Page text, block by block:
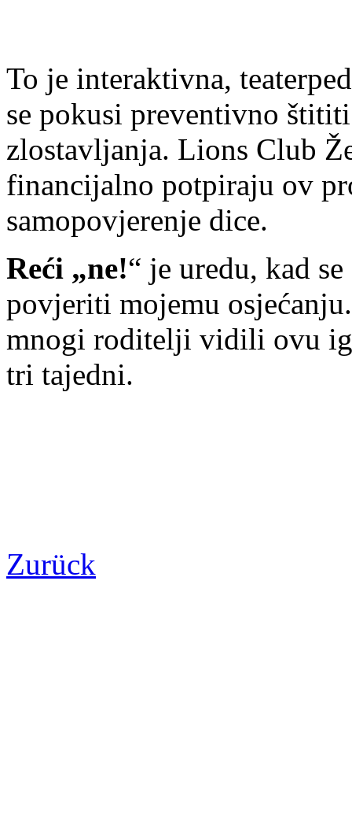
To je interaktivna,
se pokusi preventivno
zlostavljanja. Lions Club
financijalno potpiraju ov
samopovjerenje dice.
Reći „ne!“ je uredu, kad
povjeriti mojemu
mnogi roditelji vidili ovu
tri tajedni.
Zurück